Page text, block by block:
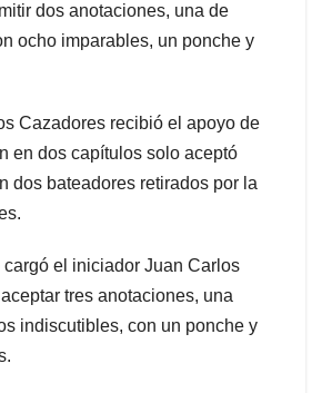
dos anotaciones, una de
ocho imparables, un ponche y
Cazadores recibió el apoyo de
en dos capítulos solo aceptó
dos bateadores retirados por la
el iniciador Juan Carlos
tres anotaciones, una
indiscutibles, con un ponche y